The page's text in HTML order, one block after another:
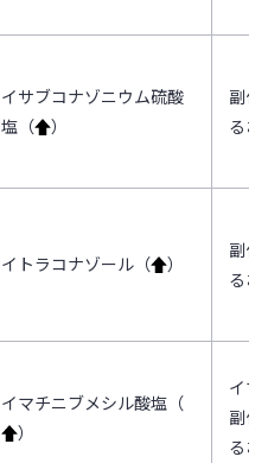
イサブコナゾニウム硫酸
塩（↑）
副作
るお
イトラコナゾール（↑）
副作
るお
イマチニブメシル酸塩（
↑）
イマ
副作
るお